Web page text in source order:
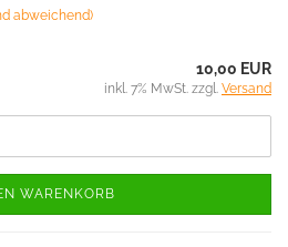
abweichend)
10,00 EUR
inkl. 7% MwSt. zzgl. Versand
WARENKORB